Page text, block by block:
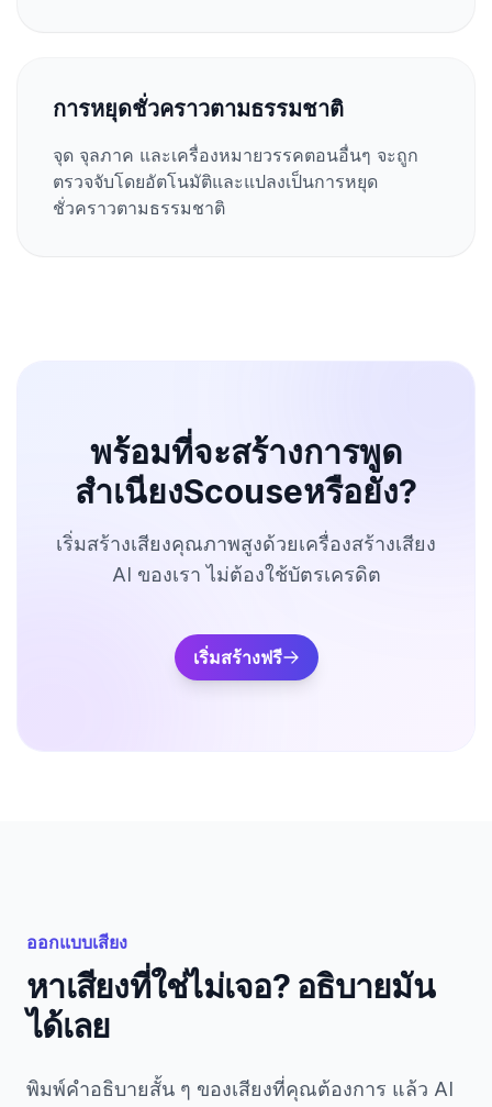
การหยุดชั่วคราวตามธรรมชาติ
จุด จุลภาค และเครื่องหมายวรรคตอนอื่นๆ จะถูก
ตรวจจับโดยอัตโนมัติและแปลงเป็นการหยุด
ชั่วคราวตามธรรมชาติ
พร้อมที่จะสร้างการพูด
สำเนียงScouseหรือยัง?
เริ่มสร้างเสียงคุณภาพสูงด้วยเครื่องสร้างเสียง
AI ของเรา ไม่ต้องใช้บัตรเครดิต
เริ่มสร้างฟรี
ออกแบบเสียง
หาเสียงที่ใช่ไม่เจอ? อธิบายมัน
ได้เลย
พิมพ์คำอธิบายสั้น ๆ ของเสียงที่คุณต้องการ แล้ว AI